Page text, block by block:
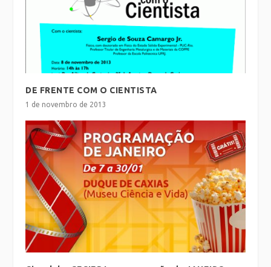
DE FRENTE COM O CIENTISTA
1 de novembro de 2013